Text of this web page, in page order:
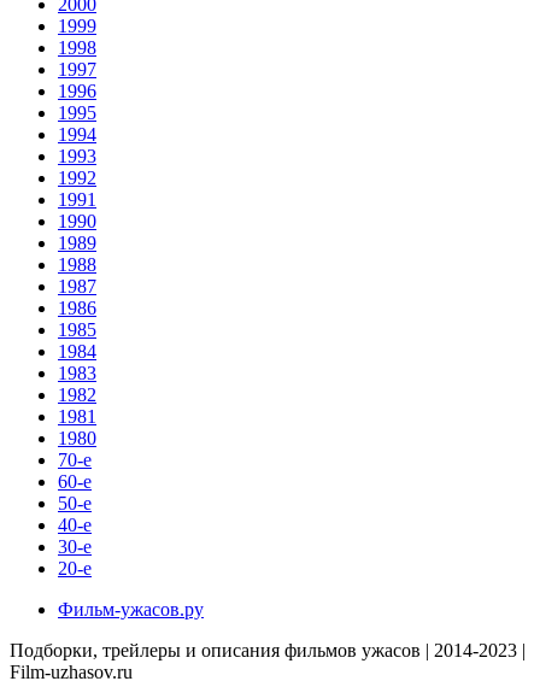
1999
1998
1997
1996
1995
1994
1993
1992
1991
1990
1989
1988
1987
1986
1985
1984
1983
1982
1981
1980
70-е
60-е
50-е
40-е
30-е
20-е
Фильм-ужасов.ру
Подборки, трейлеры и описания фильмов ужасов | 2014-2023 |
Film-uzhasov.ru